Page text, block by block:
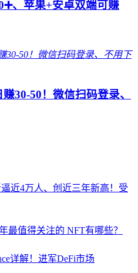
、苹果+安卓双端可赚
30-50！微信扫码登录、
近4万人、创近三年新高！受
最值得关注的 NFT有哪些？
详解！进军DeFi市场